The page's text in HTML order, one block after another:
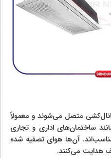
متصل می‌شوند و معمولاً
ساختمان‌های اداری و تجاری
آن‌ها هوای تصفیه شده
هدایت می‌کنند.